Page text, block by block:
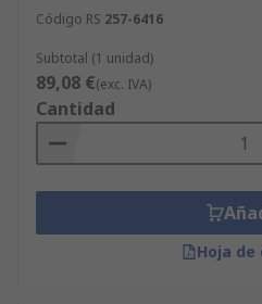
Código RS 257-6416
Subtotal (1 unidad)
89,08 €(exc. IVA)
Cantidad
Hoja de